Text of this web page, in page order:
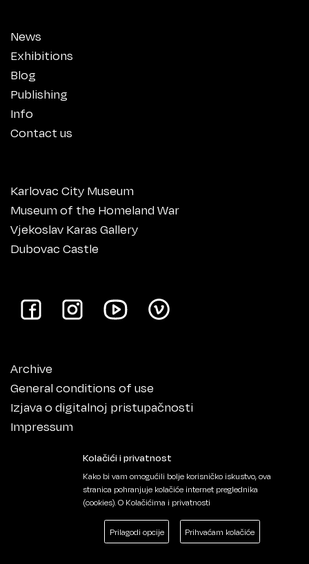
News
Exhibitions
Blog
Publishing
Info
Contact us
Karlovac City Museum
Museum of the Homeland War
Vjekoslav Karas Gallery
Dubovac Castle
Archive
General conditions of use
Izjava o digitalnoj pristupačnosti
Impressum
Kolačići i privatnost
Kako bi vam omogućili bolje korisničko iskustvo, ova
stranica pohranjuje kolačiće internet preglednika
(cookies).O Kolačićima i privatnosti
Prilagodi opcije Prihvaćam kolačiće